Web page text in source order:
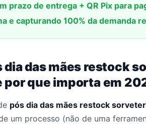
prazo de entrega + QR Pix para
e capturando 100% da demanda
dia das mães restock
por que importa em
pós dia das mães restock
um processo (não de uma